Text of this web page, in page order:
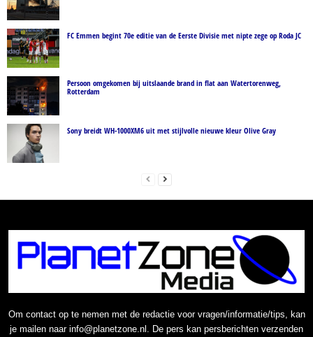
FC Emmen begint 70e editie van de Eerste Divisie met nipte zege op Roda JC
Persoon omgekomen bij uitslaande brand in flat aan Watertorenweg,
Rotterdam
Sony breidt WH-1000XM6 uit met stijlvolle nieuwe kleur Olive Gray
Om contact op te nemen met de redactie voor vragen/informatie/tips, kan
je mailen naar info@planetzone.nl. De pers kan persberichten verzenden